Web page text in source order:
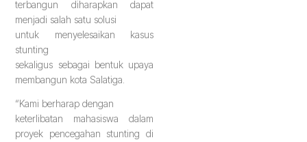
terbangun diharapkan dapat
menjadi salah satu solusi
untuk menyelesaikan kasus
stunting
sekaligus sebagai bentuk upaya
membangun kota Salatiga.
“Kami berharap dengan
keterlibatan mahasiswa dalam
proyek pencegahan stunting di